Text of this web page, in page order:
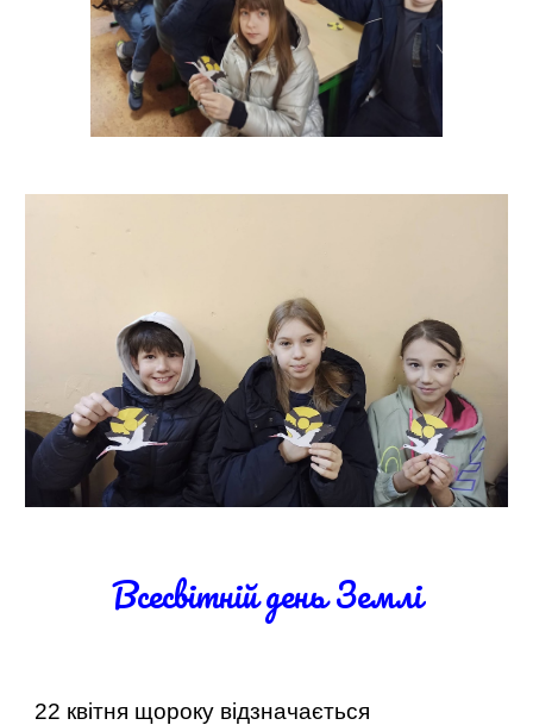
Всесвітній день Землі
22 квітня щороку відзначається